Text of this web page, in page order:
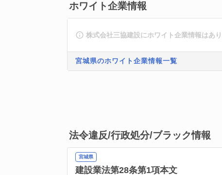
ホワイト企業情報
株式会社三協建設にホワイト企業情報はあり
宮城県のホワイト企業情報一覧
法令違反/行政処分/ブラック情報
宮城県
建設業法第28条第1項本文